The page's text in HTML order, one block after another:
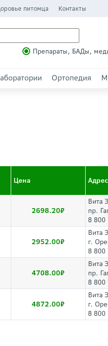
питомца Контакты
Препараты, БАДы,
Ортопедия
Цена Адрес
2698.20
Вита
пр.
8 800
2952.00
Вита
г.
8 800
4708.00
Вита
пр.
8 800
4872.00
Вита
г.
8 800